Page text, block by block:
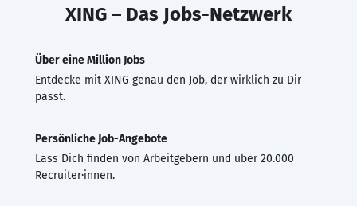
XING – Das Jobs-Netzwerk
Über eine Million Jobs
Entdecke mit XING genau den Job, der wirklich zu Dir
passt.
Persönliche Job-Angebote
Lass Dich finden von Arbeitgebern und über 20.000
Recruiter·innen.